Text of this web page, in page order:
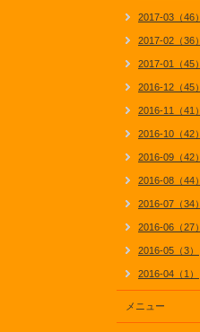
2017-03（46）
2017-02（36）
2017-01（45）
2016-12（45）
2016-11（41）
2016-10（42）
2016-09（42）
2016-08（44）
2016-07（34）
2016-06（27）
2016-05（3）
2016-04（1）
メニュー